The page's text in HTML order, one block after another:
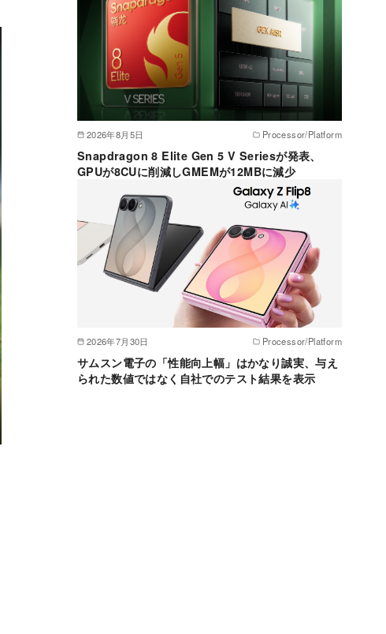
2026年8月5日 Processor/Platform
Snapdragon 8 Elite Gen 5 V Seriesが発表、
GPUが8CUに削減しGMEMが12MBに減少
2026年7月30日 Processor/Platform
サムスン電子の「性能向上幅」はかなり誠実、与え
られた数値ではなく自社でのテスト結果を表示